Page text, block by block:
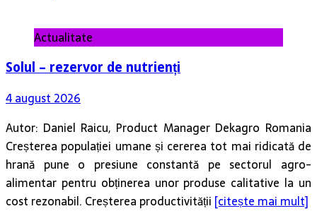
Actualitate
Solul – rezervor de nutrienți
4 august 2026
Autor: Daniel Raicu, Product Manager Dekagro Romania
Creșterea populației umane și cererea tot mai ridicată de
hrană pune o presiune constantă pe sectorul agro-
alimentar pentru obținerea unor produse calitative la un
cost rezonabil. Creșterea productivității [citește mai mult]